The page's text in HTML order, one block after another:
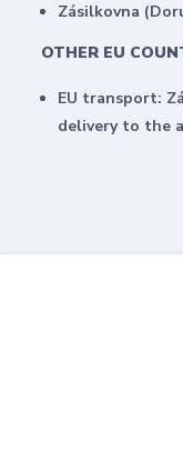
Zásilkovna
OTHER EU
EU transport:
delivery to the